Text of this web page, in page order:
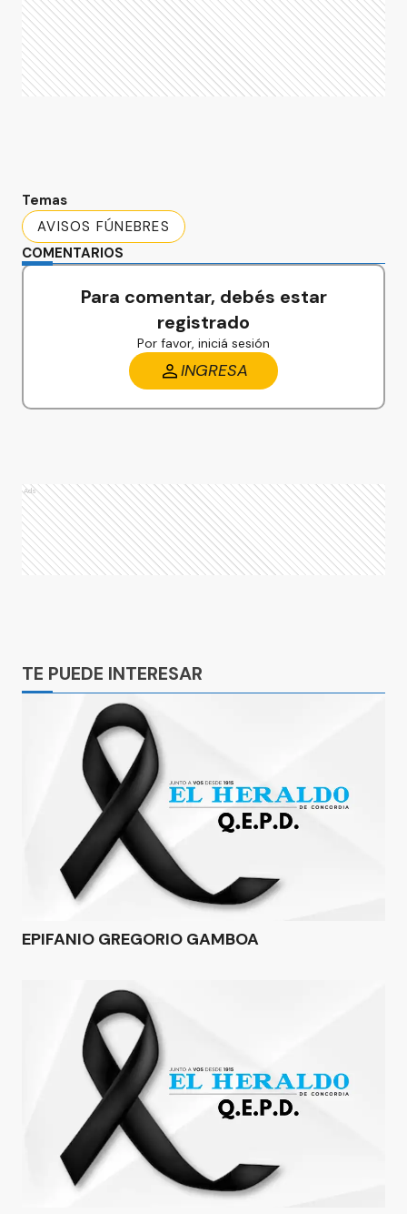
Temas
AVISOS FÚNEBRES
COMENTARIOS
Para comentar, debés estar
registrado
Por favor, iniciá sesión
INGRESA
Ads
TE PUEDE INTERESAR
EPIFANIO GREGORIO GAMBOA